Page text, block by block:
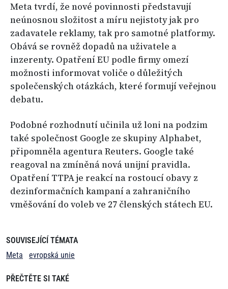
Meta tvrdí, že nové povinnosti představují
neúnosnou složitost a míru nejistoty jak pro
zadavatele reklamy, tak pro samotné platformy.
Obává se rovněž dopadů na uživatele a
inzerenty. Opatření EU podle firmy omezí
možnosti informovat voliče o důležitých
společenských otázkách, které formují veřejnou
debatu.
Podobné rozhodnutí učinila už loni na podzim
také společnost Google ze skupiny Alphabet,
připomněla agentura Reuters. Google také
reagoval na zmíněná nová unijní pravidla.
Opatření TTPA je reakcí na rostoucí obavy z
dezinformačních kampaní a zahraničního
vměšování do voleb ve 27 členských státech EU.
SOUVISEJÍCÍ TÉMATA
Meta
evropská unie
PŘEČTĚTE SI TAKÉ